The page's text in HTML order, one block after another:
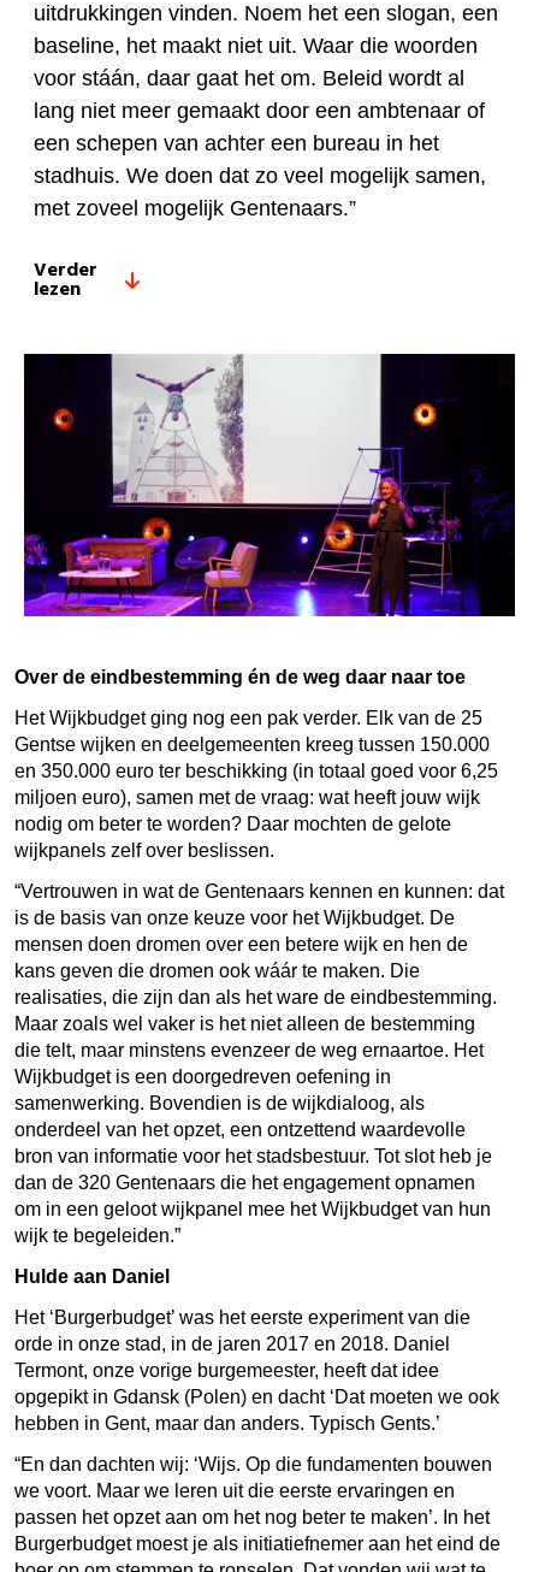
uitdrukkingen vinden. Noem het een slogan, een
baseline, het maakt niet uit. Waar die woorden
voor stáán, daar gaat het om. Beleid wordt al
lang niet meer gemaakt door een ambtenaar of
een schepen van achter een bureau in het
stadhuis. We doen dat zo veel mogelijk samen,
met zoveel mogelijk Gentenaars.”
Verder
lezen
Over de eindbestemming én de weg daar naar toe
Het Wijkbudget ging nog een pak verder. Elk van de 25
Gentse wijken en deelgemeenten kreeg tussen 150.000
en 350.000 euro ter beschikking (in totaal goed voor 6,25
miljoen euro), samen met de vraag: wat heeft jouw wijk
nodig om beter te worden? Daar mochten de gelote
wijkpanels zelf over beslissen.
“Vertrouwen in wat de Gentenaars kennen en kunnen: dat
is de basis van onze keuze voor het Wijkbudget. De
mensen doen dromen over een betere wijk en hen de
kans geven die dromen ook wáár te maken. Die
realisaties, die zijn dan als het ware de eindbestemming.
Maar zoals wel vaker is het niet alleen de bestemming
die telt, maar minstens evenzeer de weg ernaartoe. Het
Wijkbudget is een doorgedreven oefening in
samenwerking. Bovendien is de wijkdialoog, als
onderdeel van het opzet, een ontzettend waardevolle
bron van informatie voor het stadsbestuur. Tot slot heb je
dan de 320 Gentenaars die het engagement opnamen
om in een geloot wijkpanel mee het Wijkbudget van hun
wijk te begeleiden.”
Hulde aan Daniel
Het ‘Burgerbudget’ was het eerste experiment van die
orde in onze stad, in de jaren 2017 en 2018. Daniel
Termont, onze vorige burgemeester, heeft dat idee
opgepikt in Gdansk (Polen) en dacht ‘Dat moeten we ook
hebben in Gent, maar dan anders. Typisch Gents.’
“En dan dachten wij: ‘Wijs. Op die fundamenten bouwen
we voort. Maar we leren uit die eerste ervaringen en
passen het opzet aan om het nog beter te maken’. In het
Burgerbudget moest je als initiatiefnemer aan het eind de